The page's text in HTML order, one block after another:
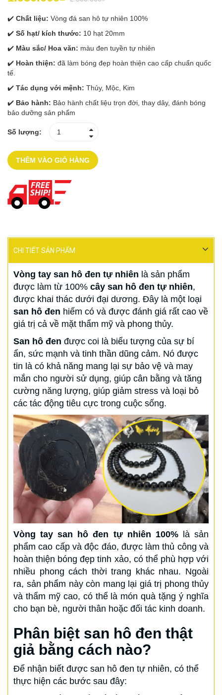
✔️ Chất liệu: Vòng đá san hô tự nhiên 100%
✔️ Số hạt/ kích thước: 10 hạt 20mm
✔️ Màu sắc/ Hoa văn: màu đen tuyền tự nhiên
✔️ Hoàn thiện: đã làm bóng đẹp hoàn thiện cao cấp chuẩn quốc
tế.
✔️ Tác dụng với mệnh: Thủy, Mộc, Kim
✔️ Bảo hành: Bảo hành chất liệu trọn đời, thay dây, đánh bóng
bảo dưỡng sản phẩm
Số lượng:
THÊM VÀO GIỎ HÀNG
CHI TIẾT SẢN PHẨM
Vòng tay san hô đen tự nhiên là sản phẩm
được làm từ 100% cây san hô đen tự nhiên,
được khai thác dưới đại dương. Đây là một loại
san hô đen hiếm có và được đánh giá rất cao về
giá trị cả về mặt thẩm mỹ và phong thủy.
San hô đen được coi là biểu tượng của sự bí
ẩn, sức mạnh và tinh thần dũng cảm. Nó được
tin là có khả năng mang lại sự bảo vệ và may
mắn cho người sử dụng, giúp cân bằng và tăng
cường năng lượng, giúp giảm stress và loại bỏ
các tác động tiêu cực trong cuộc sống.
Vòng tay san hô đen tự nhiên 100%là sản
phẩm cao cấp và độc đáo, được làm thủ công và
hoàn thiện bóng đẹp tinh xảo, có thể phù hợp với
nhiều phong cách thời trang khác nhau. Ngoài
ra, sản phẩm này còn mang lại giá trị phong thủy
và thẩm mỹ cao, có thể là món quà tặng ý nghĩa
cho bạn bè, người thân hoặc đối tác kinh doanh.
Phân biệt san hô đen thật
giả bằng cách nào?
Để nhận biết được san hô đen tự nhiên, có thể
thực hiện các bước sau đây: